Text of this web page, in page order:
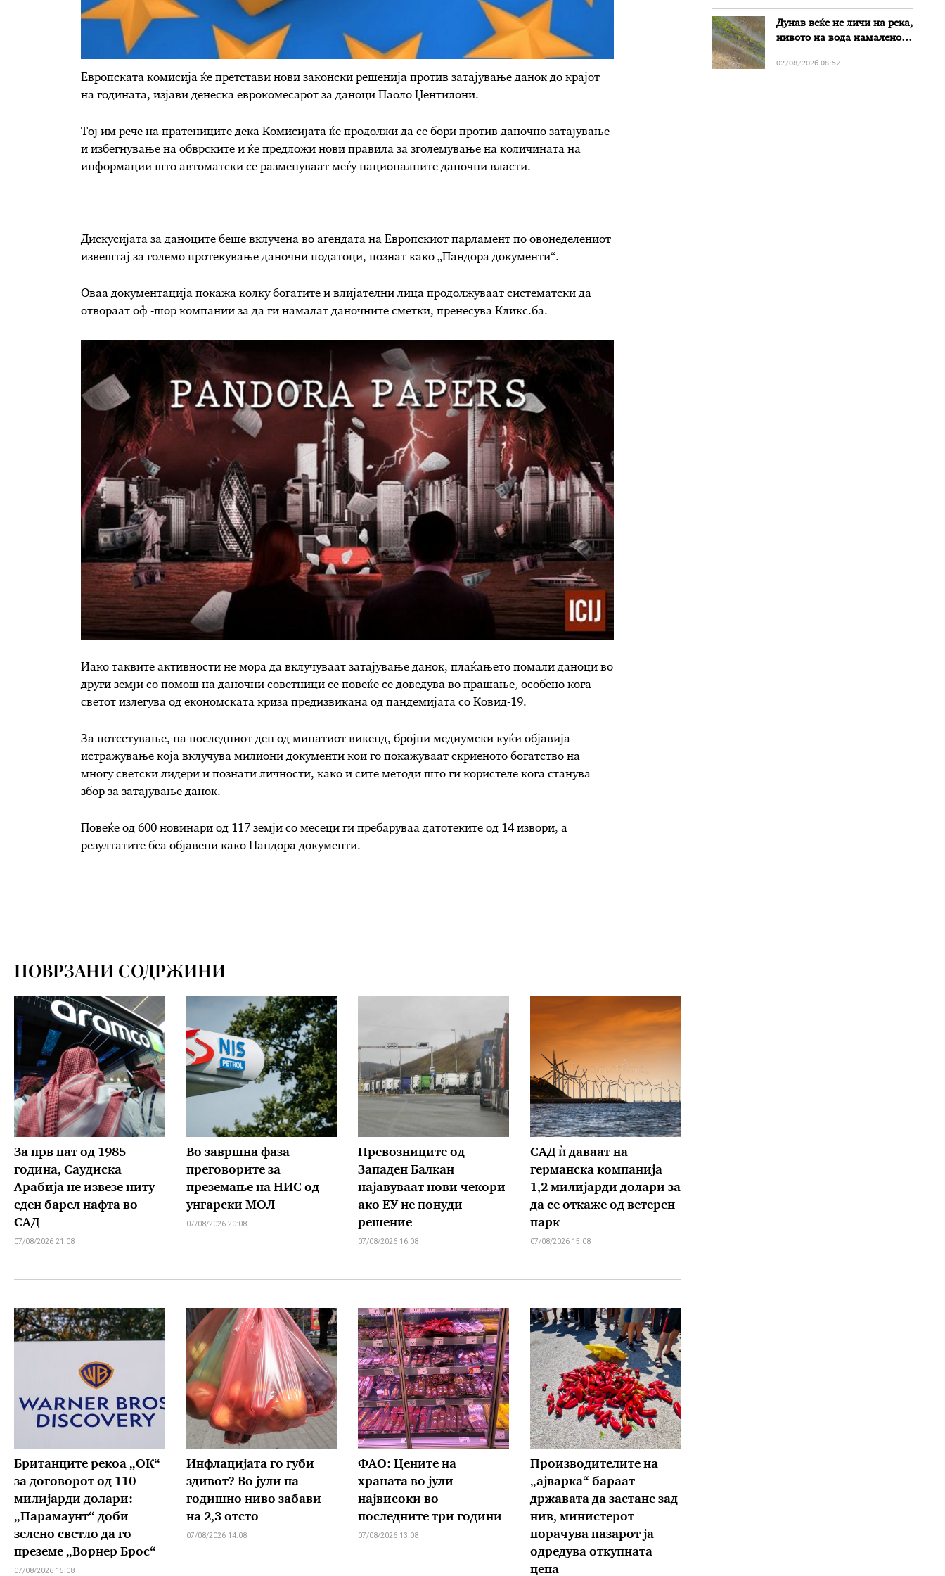
Европската комисија ќе претстави нови законски решенија против затајување данок до крајот
на годината, изјави денеска еврокомесарот за даноци Паоло Џентилони.
Тој им рече на пратениците дека Комисијата ќе продолжи да се бори против даночно затајување
и избегнување на обврските и ќе предложи нови правила за зголемување на количината на
информации што автоматски се разменуваат меѓу националните даночни власти.
Дискусијата за даноците беше вклучена во агендата на Европскиот парламент по овонеделениот
извештај за големо протекување даночни податоци, познат како „Пандора документи“.
Оваа документација покажа колку богатите и влијателни лица продолжуваат систематски да
отвораат оф -шор компании за да ги намалат даночните сметки, пренесува Кликс.ба.
Иако таквите активности не мора да вклучуваат затајување данок, плаќањето помали даноци во
други земји со помош на даночни советници се повеќе се доведува во прашање, особено кога
светот излегува од економската криза предизвикана од пандемијата со Ковид-19.
За потсетување, на последниот ден од минатиот викенд, бројни медиумски куќи објавија
истражување која вклучува милиони документи кои го покажуваат скриеното богатство на
многу светски лидери и познати личности, како и сите методи што ги користеле кога станува
збор за затајување данок.
Повеќе од 600 новинари од 117 земји со месеци ги пребаруваа датотеките од 14 извори, а
резултатите беа објавени како Пандора документи.
ПОВРЗАНИ СОДРЖИНИ
За прв пат од 1985
година, Саудиска
Арабија не извезе ниту
еден барел нафта во
САД
07/08/2026 21:08
Во завршна фаза
преговорите за
преземање на НИС од
унгарски МОЛ
07/08/2026 20:08
Превозниците од
Западен Балкан
најавуваат нови чекори
ако ЕУ не понуди
решение
07/08/2026 16:08
САД ѝ даваат на
германска компанија
1,2 милијарди долари за
да се откаже од ветерен
парк
07/08/2026 15:08
Британците рекоа „ОК“
за договорот од 110
милијарди долари:
„Парамаунт“ доби
зелено светло да го
преземе „Ворнер Брос“
07/08/2026 15:08
Инфлацијата го губи
здивот? Во јули на
годишно ниво забави
на 2,3 отсто
07/08/2026 14:08
ФАО: Цените на
храната во јули
највисоки во
последните три години
07/08/2026 13:08
Производителите на
„ајварка“ бараат
државата да застане зад
нив, министерот
порачува пазарот ја
одредува откупната
цена
Дунав веќе не личи на река,
нивото на вода намалено
Бугарија
02/08/2026 08:57